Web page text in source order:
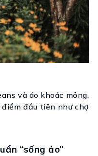
và áo khoác mỏng,
đầu tiên như chợ
“sống ảo”